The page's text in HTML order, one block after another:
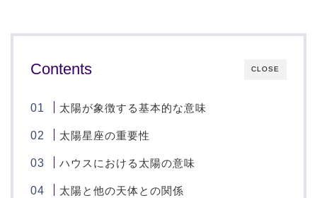
CLOSE
Contents
太陽が象徴する基本的な意味
太陽星座の重要性
ハウスにおける太陽の意味
太陽と他の天体との関係